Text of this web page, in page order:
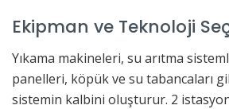
Ekipman ve Teknoloji
Yıkama makineleri, su arıtma
panelleri, köpük ve su tabancaları
sistemin kalbini oluşturur. 2